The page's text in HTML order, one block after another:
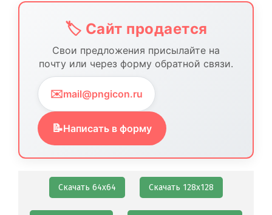
🏷️ Сайт продается
Свои предложения присылайте на
почту или через форму обратной связи.
✉️mail@pngicon.ru
📝Написать в форму
Скачать 64х64 Скачать 128х128